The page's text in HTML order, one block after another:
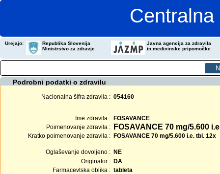
Urejajo:
Republika Slovenija
Ministrstvo za zdravje
Javna agencija za zdravila
in medicinske pripomočke
Podrobni podatki o zdravilu
Nacionalna šifra zdravila : 054160
Ime zdravila : FOSAVANCE
Poimenovanje zdravila :
FOSAVANCE 70 mg/5.600
Kratko poimenovanje zdravila : FOSAVANCE 70 mg/5.600 i.e. tbl. 12x
Oglaševanje dovoljeno : NE
Originator : DA
Farmacevtska oblika : tableta